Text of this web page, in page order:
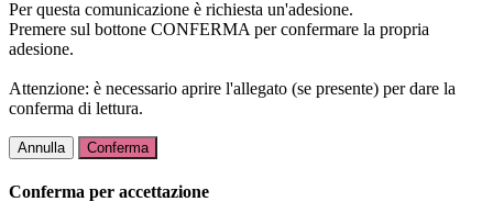
Per questa comunicazione è richiesta un'adesione.
Premere sul bottone CONFERMA per confermare la propria
adesione.
Attenzione: è necessario aprire l'allegato (se presente) per dare la
conferma di lettura.
Annulla Conferma
Conferma per accettazione